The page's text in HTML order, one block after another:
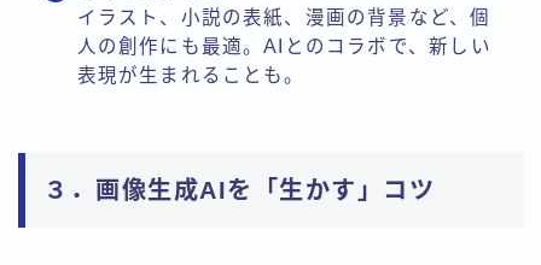
イラスト、小説の表紙、漫画の背景など、個
人の創作にも最適。AIとのコラボで、新しい
表現が生まれることも。
３．画像生成AIを「生かす」コツ